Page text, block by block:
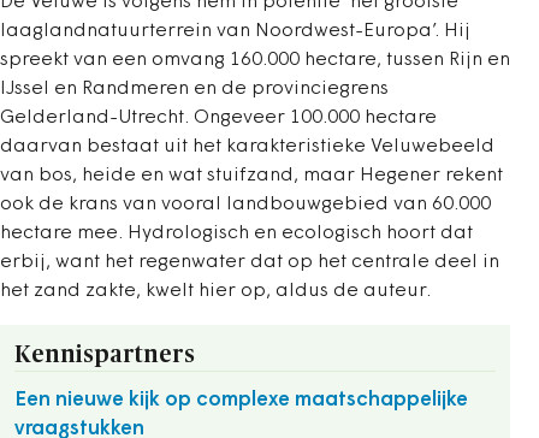
laaglandnatuurterrein van Noordwest-Europa’. Hij
spreekt van een omvang 160.000 hectare, tussen Rijn en
IJssel en Randmeren en de provinciegrens
Gelderland-Utrecht. Ongeveer 100.000 hectare
daarvan bestaat uit het karakteristieke Veluwebeeld
van bos, heide en wat stuifzand, maar Hegener rekent
ook de krans van vooral landbouwgebied van 60.000
hectare mee. Hydrologisch en ecologisch hoort dat
erbij, want het regenwater dat op het centrale deel in
het zand zakte, kwelt hier op, aldus de auteur.
Kennispartners
Een nieuwe kijk op complexe maatschappelijke
vraagstukken